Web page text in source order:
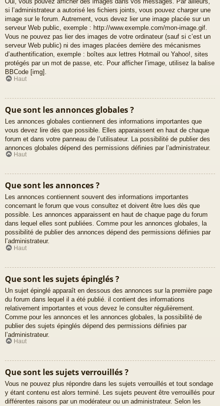
si l’administrateur a autorisé les fichiers joints, vous pouvez charger une
image sur le forum. Autrement, vous devez lier une image placée sur un
serveur Web public, exemple : http://www.exemple.com/mon-image.gif.
Vous ne pouvez pas lier des images de votre ordinateur (sauf si c’est un
serveur Web public) ni des images placées derrière des mécanismes
d’authentification, exemple : boîtes aux lettres Hotmail ou Yahoo!, sites
protégés par un mot de passe, etc. Pour afficher l’image, utilisez la balise
BBCode [img].
Haut
Que sont les annonces globales ?
Les annonces globales contiennent des informations importantes que
vous devez lire dès que possible. Elles apparaissent en haut de chaque
forum et dans votre panneau de l’utilisateur. La possibilité de publier des
annonces globales dépend des permissions définies par l’administrateur.
Haut
Que sont les annonces ?
Les annonces contiennent souvent des informations importantes
concernant le forum que vous consultez et doivent être lues dès que
possible. Les annonces apparaissent en haut de chaque page du forum
dans lequel elles sont publiées. Comme pour les annonces globales, la
possibilité de publier des annonces dépend des permissions définies par
l’administrateur.
Haut
Que sont les sujets épinglés ?
Un sujet épinglé apparaît en dessous des annonces sur la première page
du forum dans lequel il a été publié. il contient des informations
relativement importantes et vous devez le consulter régulièrement.
Comme pour les annonces et les annonces globales, la possibilité de
publier des sujets épinglés dépend des permissions définies par
l’administrateur.
Haut
Que sont les sujets verrouillés ?
Vous ne pouvez plus répondre dans les sujets verrouillés et tout sondage
y étant contenu est alors terminé. Les sujets peuvent être verrouillés pour
différentes raisons par un modérateur ou un administrateur. Selon les